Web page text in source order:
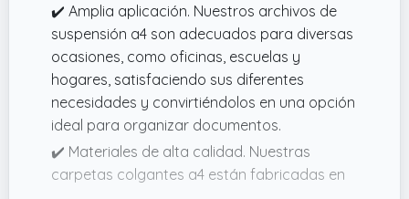
✔️ Amplia aplicación. Nuestros archivos de
suspensión a4 son adecuados para diversas
ocasiones, como oficinas, escuelas y
hogares, satisfaciendo sus diferentes
necesidades y convirtiéndolos en una opción
ideal para organizar documentos.
✔️ Materiales de alta calidad. Nuestras
carpetas colgantes a4 están fabricadas en